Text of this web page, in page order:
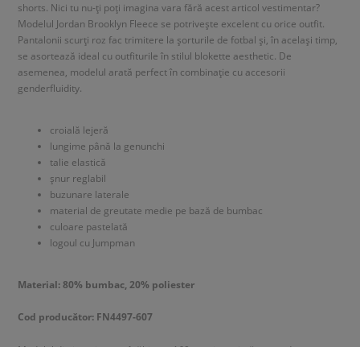
shorts. Nici tu nu-ți poți imagina vara fără acest articol vestimentar?
Modelul Jordan Brooklyn Fleece se potrivește excelent cu orice outfit.
Pantalonii scurți roz fac trimitere la șorturile de fotbal și, în același timp,
se asortează ideal cu outfiturile în stilul blokette aesthetic. De
asemenea, modelul arată perfect în combinație cu accesorii
genderfluidity.
croială lejeră
lungime până la genunchi
talie elastică
șnur reglabil
buzunare laterale
material de greutate medie pe bază de bumbac
culoare pastelată
logoul cu Jumpman
Material: 80% bumbac, 20% poliester
Cod producător: FN4497-607